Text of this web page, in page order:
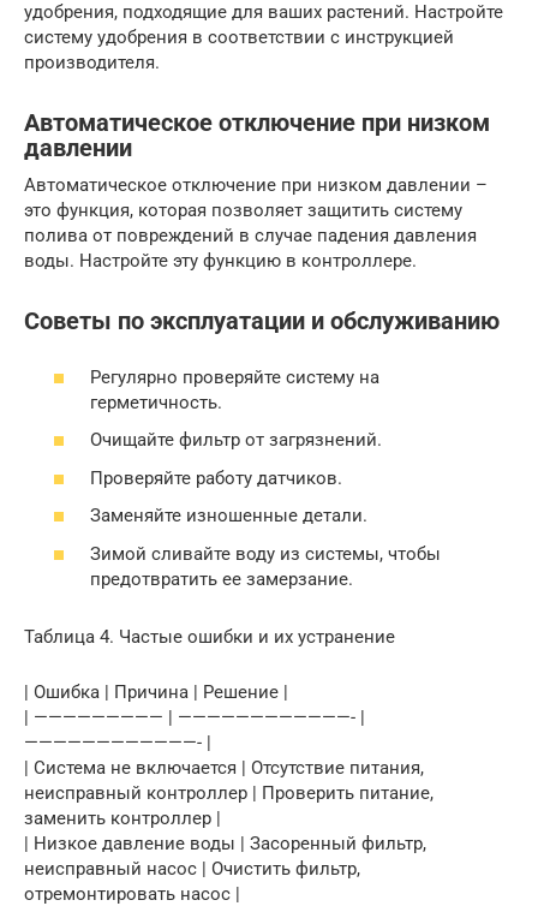
удобрения, подходящие для ваших растений. Настройте
систему удобрения в соответствии с инструкцией
производителя.
Автоматическое отключение при низком
давлении
Автоматическое отключение при низком давлении –
это функция, которая позволяет защитить систему
полива от повреждений в случае падения давления
воды. Настройте эту функцию в контроллере.
Советы по эксплуатации и обслуживанию
Регулярно проверяйте систему на
герметичность.
Очищайте фильтр от загрязнений.
Проверяйте работу датчиков.
Заменяйте изношенные детали.
Зимой сливайте воду из системы, чтобы
предотвратить ее замерзание.
Таблица 4. Частые ошибки и их устранение
| Ошибка | Причина | Решение |
| ————————— | ————————————- |
————————————- |
| Система не включается | Отсутствие питания,
неисправный контроллер | Проверить питание,
заменить контроллер |
| Низкое давление воды | Засоренный фильтр,
неисправный насос | Очистить фильтр,
отремонтировать насос |